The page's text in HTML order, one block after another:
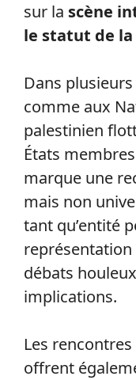
sur la scène
le statut de
Dans
comme aux
palestinien
États
marque une
mais non
tant qu’entité
représentation
débats
implications.
Les
offrent